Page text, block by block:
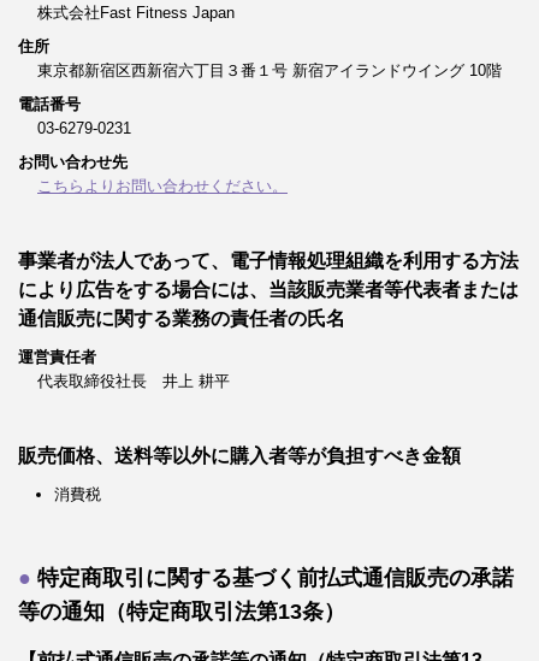
株式会社Fast Fitness Japan
住所
東京都新宿区西新宿六丁目３番１号 新宿アイランドウイング 10階
電話番号
03-6279-0231
お問い合わせ先
こちらよりお問い合わせください。
事業者が法人であって、電子情報処理組織を利用する方法
により広告をする場合には、当該販売業者等代表者または
通信販売に関する業務の責任者の氏名
運営責任者
代表取締役社長 井上 耕平
販売価格、送料等以外に購入者等が負担すべき金額
消費税
特定商取引に関する基づく前払式通信販売の承諾
等の通知（特定商取引法第13条）